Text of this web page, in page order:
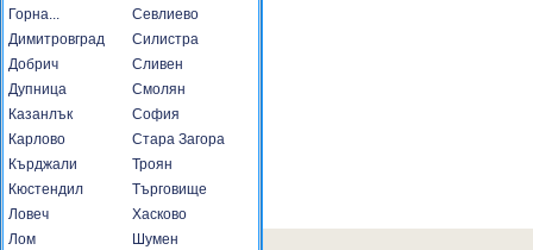
Горна...
Димитровград
Добрич
Дупница
Казанлък
Карлово
Кърджали
Кюстендил
Ловеч
Лом
Севлиево
Силистра
Сливен
Смолян
София
Стара Загора
Троян
Търговище
Хасково
Шумен